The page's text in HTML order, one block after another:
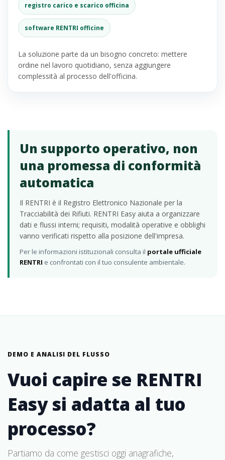
registro carico e scarico officina
software RENTRI officine
La soluzione parte da un bisogno concreto: mettere
ordine nel lavoro quotidiano, senza aggiungere
complessità al processo dell'officina.
Un supporto operativo, non
una promessa di conformità
automatica
Il RENTRI è il Registro Elettronico Nazionale per la
Tracciabilità dei Rifiuti. RENTRI Easy aiuta a organizzare
dati e flussi interni; requisiti, modalità operative e obblighi
vanno verificati rispetto alla posizione dell'impresa.
Per le informazioni istituzionali consulta il portale ufficiale
RENTRI e confrontati con il tuo consulente ambientale.
DEMO E ANALISI DEL FLUSSO
Vuoi capire se RENTRI
Easy si adatta al tuo
processo?
Partiamo da come gestisci oggi anagrafiche,